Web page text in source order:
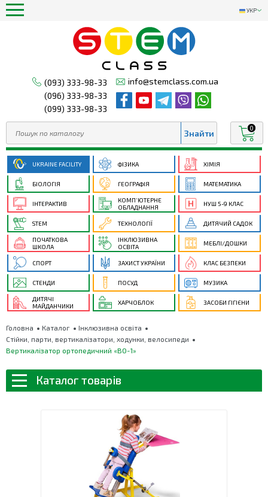
УКР
(093) 333-98-33
(096) 333-98-33
(099) 333-98-33
info@stemclass.com.ua
0
UKRAINE FACILITY ФІЗИКА ХІМІЯ
БІОЛОГІЯ ГЕОГРАФІЯ МАТЕМАТИКА
ІНТЕРАКТИВ
КОМП’ЮТЕРНЕ
ОБЛАДНАННЯ
НУШ 5-9 КЛАС
STEM ТЕХНОЛОГІЇ ДИТЯЧИЙ САДОК
ПОЧАТКОВА
ШКОЛА
ІНКЛЮЗИВНА
ОСВІТА
МЕБЛІ/ДОШКИ
СПОРТ ЗАХИСТ УКРАЇНИ КЛАС БЕЗПЕКИ
СТЕНДИ ПОСУД МУЗИКА
ДИТЯЧІ
МАЙДАНЧИКИ
ХАРЧОБЛОК ЗАСОБИ ГІГІЄНИ
Головна Каталог
Інклюзивна освіта
Стійки, парти, вертикалізатори, ходунки, велосипеди
Вертикалізатор ортопедичний «ВО-1»
Каталог товарів